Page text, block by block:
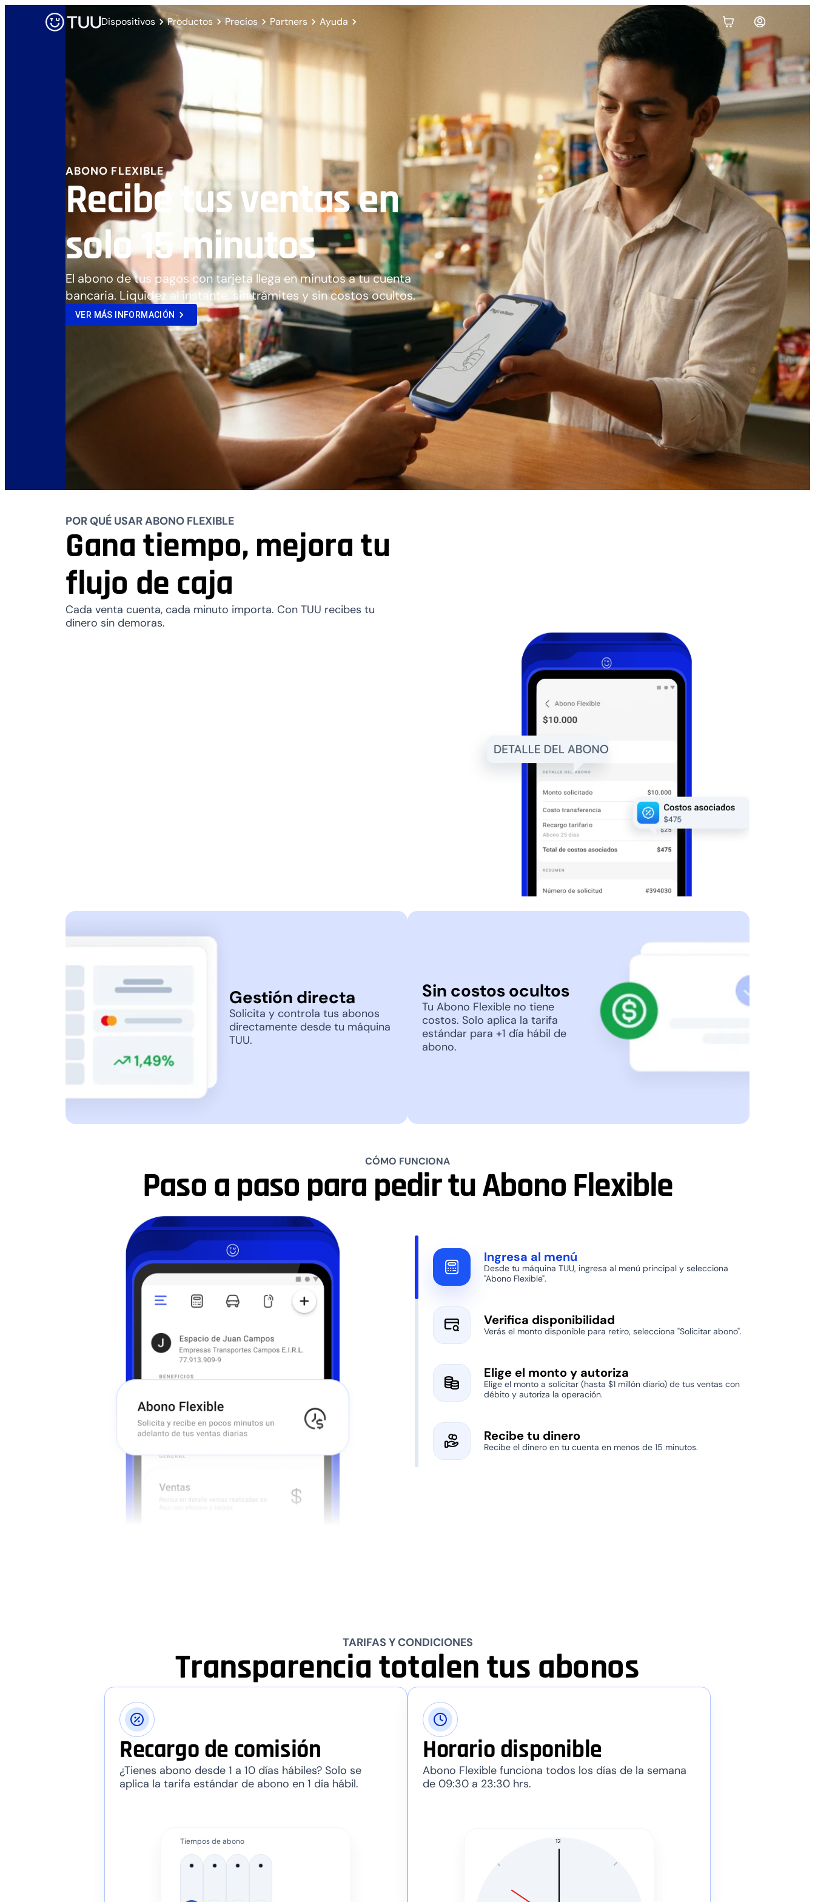
Dispositivos Productos Precios Partners Ayuda
ABONO FLEXIBLE
Recibe tus ventas en
solo 15 minutos
El abono de tus pagos con tarjeta llega en minutos a tu cuenta
bancaria. Liquidez al instante, sin trámites y sin costos ocultos.
VER MÁS INFORMACIÓN
POR QUÉ USAR ABONO FLEXIBLE
Gana tiempo, mejora tu
flujo de caja
Cada venta cuenta, cada minuto importa. Con TUU recibes tu
dinero sin demoras.
Gestión directa
Solicita y controla tus abonos
directamente desde tu máquina
TUU.
Sin costos ocultos
Tu Abono Flexible no tiene
costos. Solo aplica la tarifa
estándar para +1 día hábil de
abono.
CÓMO FUNCIONA
Paso a paso para pedir tu Abono Flexible
Ingresa al menú
Desde tu máquina TUU, ingresa al menú principal y selecciona
"Abono Flexible".
Verifica disponibilidad
Verás el monto disponible para retiro, selecciona "Solicitar abono".
Elige el monto y autoriza
Elige el monto a solicitar (hasta $1 millón diario) de tus ventas con
débito y autoriza la operación.
Recibe tu dinero
Recibe el dinero en tu cuenta en menos de 15 minutos.
TARIFAS Y CONDICIONES
Transparencia totalen tus abonos
Recargo de comisión
¿Tienes abono desde 1 a 10 días hábiles? Solo se
aplica la tarifa estándar de abono en 1 día hábil.
Tiempos de abono
Horario disponible
Abono Flexible funciona todos los días de la semana
de 09:30 a 23:30 hrs.
12